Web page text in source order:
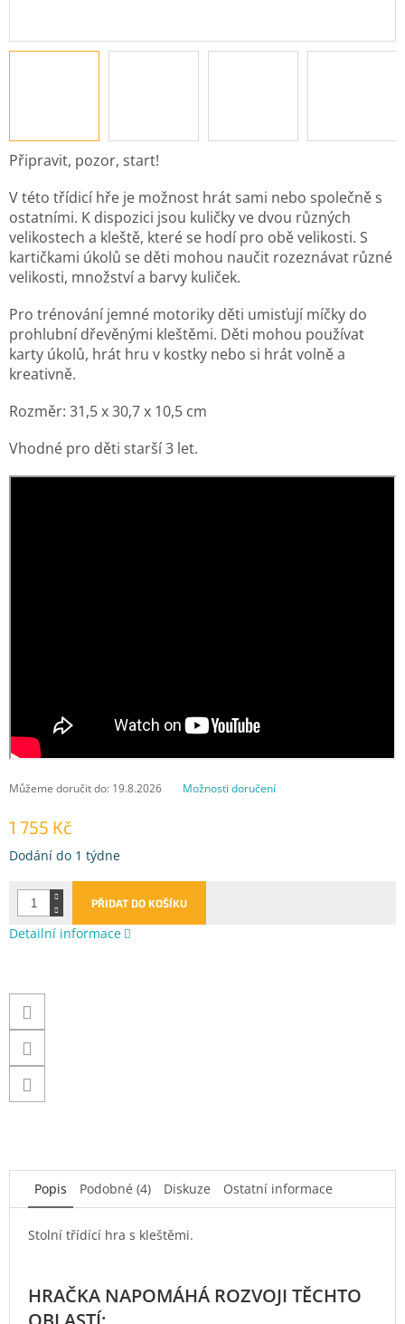
1 755 Kč
Měrná
Dodání do 1 týdne
Můžeme doručit do: 19.8.2026 Možnosti doručení
PŘIDAT DO KOŠÍKU
Připravit, pozor, start!
V této třídicí hře je možnost hrát sami nebo společně s
ostatními. K dispozici jsou kuličky ve dvou různých
velikostech a kleště, které se hodí pro obě velikosti. S
kartičkami úkolů se děti mohou naučit rozeznávat různé
velikosti, množství a barvy kuliček.
Pro trénování jemné motoriky děti umisťují míčky do
prohlubní dřevěnými kleštěmi. Děti mohou používat
karty úkolů, hrát hru v kostky nebo si hrát volně a
kreativně.
Rozměr: 31,5 x 30,7 x 10,5 cm
Vhodné pro děti starší 3 let.
Detailní informace
Popis Podobné (4) Diskuze Ostatní informace
Stolní třídící hra s kleštěmi.